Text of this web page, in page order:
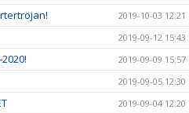
2019-10-03 12:21
2019-09-12 15:43
2019-09-09 15:57
2019-09-05 12:30
2019-09-04 12:20